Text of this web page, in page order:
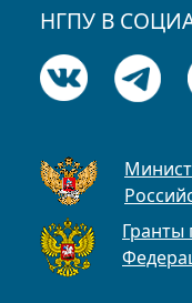
НГПУ В
Гранты